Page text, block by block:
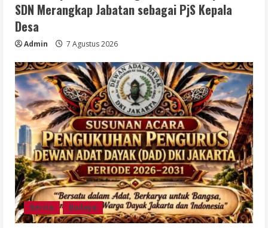
SDN Merangkap Jabatan sebagai PjS Kepala
Desa
Admin 7 Agustus 2026
Berita Budaya